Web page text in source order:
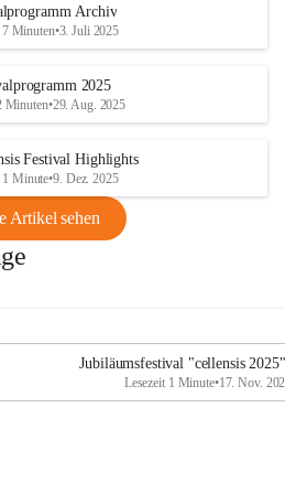
Archiv
7 Minuten•3. Juli 2025
2025
Minuten•29. Aug. 2025
Festival Highlights
1 Minute•9. Dez. 2025
Artikel sehen
Jubiläumsfestival "cellensis
Lesezeit 1 Minute•17. Nov.